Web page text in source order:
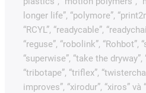
longer life”, “polymore”,
“RCYL”, “readycable”,
“reguse”, “robolink”, “Rohbot”,
“superwise”, “take the
“tribotape”, “triflex”,
improves”, “xirodur”, “xiros”